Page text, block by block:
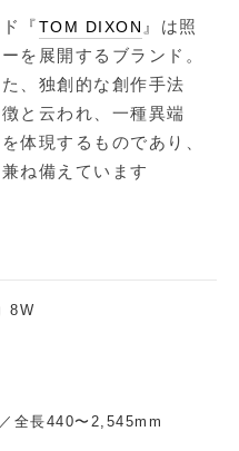
『TOM DIXON 』は照
を展開するブランド。
、独創的な創作手法
と云われ、一種異端
体現するものであり、
ね備えています
8W
全長440〜2,545mm